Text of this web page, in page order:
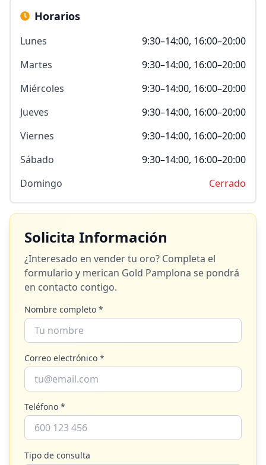
Horarios
Lunes
9:30–14:00, 16:00–20:00
Martes
9:30–14:00, 16:00–20:00
Miércoles
9:30–14:00, 16:00–20:00
Jueves
9:30–14:00, 16:00–20:00
Viernes
9:30–14:00, 16:00–20:00
Sábado
9:30–14:00, 16:00–20:00
Domingo
Cerrado
Solicita Información
¿Interesado en vender tu oro? Completa el
formulario y merican Gold Pamplona se pondrá
en contacto contigo.
Nombre completo *
Correo electrónico *
Teléfono *
Tipo de consulta